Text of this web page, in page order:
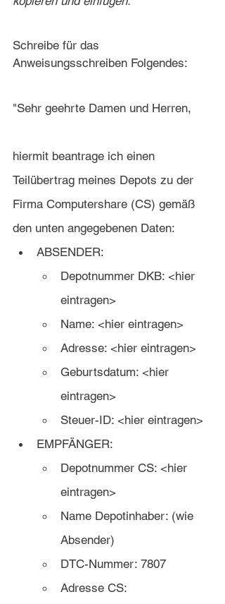
Schreibe für das
Anweisungsschreiben Folgendes:
"Sehr geehrte Damen und Herren,
hiermit beantrage ich einen
Teilübertrag meines Depots zu der
Firma Computershare (CS) gemäß
den unten angegebenen Daten:
ABSENDER:
Depotnummer DKB: <hier
eintragen>
Name: <hier eintragen>
Adresse: <hier eintragen>
Geburtsdatum: <hier
eintragen>
Steuer-ID: <hier eintragen>
EMPFÄNGER:
Depotnummer CS: <hier
eintragen>
Name Depotinhaber: (wie
Absender)
DTC-Nummer: 7807
Adresse CS: